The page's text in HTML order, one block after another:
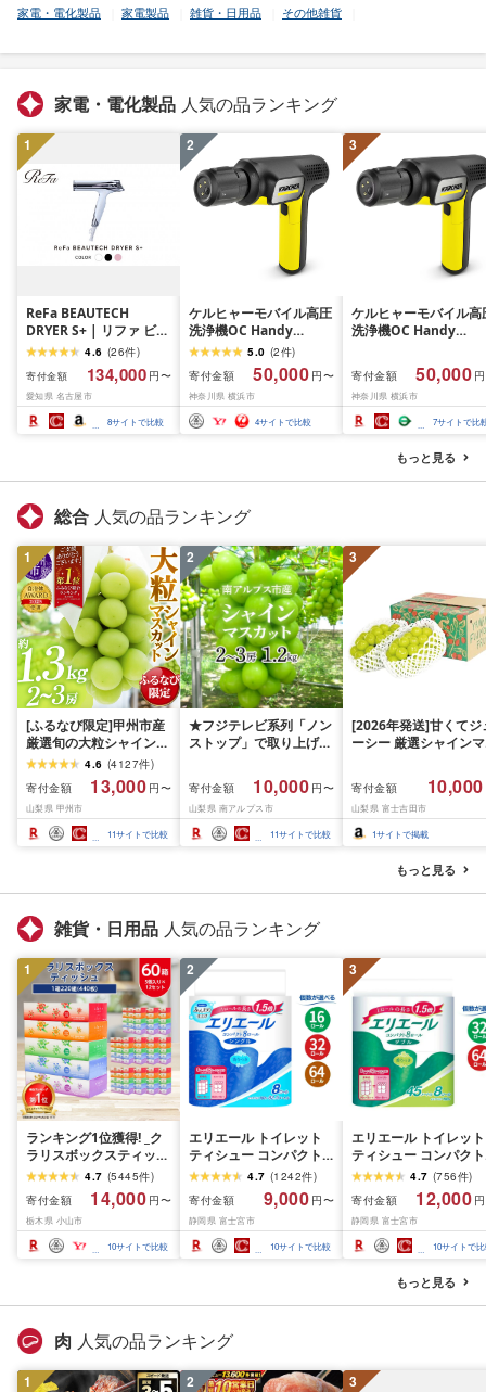
家電・電化製品 家電製品 雑貨・日用品 その他雑貨
家電・電化製品 人気の品ランキング
1
ReFa BEAUTECH
DRYER S+ | リファ ビュ
ーテックドライヤー エ
スプラスドライヤー ヘ
アケア 1年保証 おしゃれ
人気 日用品 美容家電 美
容師 人気 おすすめ ギフ
ト 軽量 コンパクト 痛ま
4.6 (26件)
寄付金額 134,000 円〜
愛知県 名古屋市
8サイトで比較
2
ケルヒャーモバイル高圧
洗浄機OC Handy
Compact(ハンディエア)
5.0 (2件)
寄付金額
50,000 円〜
神奈川県 横浜市
4サイトで比較
3
ケルヒャーモバイル高
洗浄機OC Handy
神奈川県 横浜市 生活
電 日用品 人気 おすす
送料無料 掃除 便利 コ
パクト 高圧洗浄機 ポ
タブル清掃 泡洗浄 家
ラク ベランダ掃除
寄付金額 50,000
神奈川県 横浜市
7サイトで比
もっと見る
総合 人気の品ランキング
1
[ふるなび限定]甲州市産
厳選旬の大粒シャインマ
スカット 約1.3kg 2〜3
房[2026年発送]
(MG)B12-472 FN-
Limited-VO シャインマ
スカット フルーツ
4.6 (4127件)
寄付金額
13,000 円〜
山梨県 甲州市
11サイトで比較
2
★フジテレビ系列「ノン
ストップ」で取り上げら
先行予約]南アルプス市
産シャインマスカット
1.2kg以上(2〜3房)ふる
さと納税 おすすめ 山梨
県 南アルプス市 送料無
寄付金額 10,000 円〜
山梨県 南アルプス市
11サイトで比較
3
[2026年発送]甘くてジ
ーシー 厳選シャインマ
月前半(1〜15日)から
月下旬までの発送) フ
ーツ ぶどう 果物 山梨
産 2026 旬 大粒 高級
寄付金額 10,000
山梨県 富士吉田市
1サイトで掲載
もっと見る
雑貨・日用品 人気の品ランキング
1
ランキング1位獲得! _ク
ラリスボックスティッシ
ュ60箱(1箱220組(440
枚))(5個入り×12セット)_
ティッシュ ティッシュ
ペーパー 日用品 常備品
生活用品 まとめ買い [配
送不可地域:離島・沖縄
4.7 (5445件)
寄付金額
14,000 円〜
栃木県 小山市
10サイトで比較
2
エリエール トイレット
ティシュー コンパクト
シングル [個数が選べ
る:16・32・64 ロール]
1.5倍巻 82.5m トイレッ
トペーパー シングル パ
ルプ100% 香りつき 日用
品 消耗品 備蓄 ふるさと
4.7 (1242件)
寄付金額
9,000 円〜
静岡県 富士宮市
10サイトで比較
3
エリエール トイレット
ティシュー コンパクト
ダブル [選べるロール
数:32・64 ロール] 1.5
巻 45m トイレットペ
パー ダブル パルプ
香りつき 日用品 消耗
備蓄 ふるさと納税 ふ
さと 送料無料 静岡県
4.7 (756件)
寄付金額
12,000
静岡県 富士宮市
10サイトで
もっと見る
肉 人気の品ランキング
1 2 3